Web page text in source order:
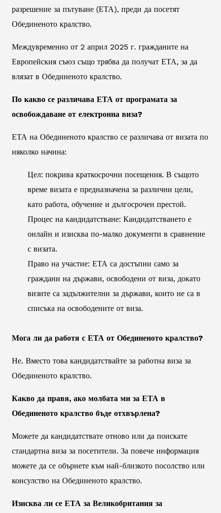
разрешение за пътуване (ЕТА), преди да посетят
Обединеното кралство.
Междувременно от 2 април 2025 г. гражданите на
Европейския съюз също трябва да получат ЕТА, за да
влязат в Обединеното кралство.
По какво се различава ЕТА от програмата за
освобождаване от електронна виза?
ЕТА на Обединеното кралство се различава от визата по
няколко начина:
Цел: покрива краткосрочни посещения. В същото
време визата е предназначена за различни цели,
като работа, обучение и дългосрочен престой.
Процес на кандидатстване: Кандидатстването е
онлайн и изисква по-малко документи в сравнение
с визата.
Право на участие: ЕТА са достъпни само за
граждани на държави, освободени от виза, докато
визите са задължителни за държави, които не са в
списъка на освободените от виза.
Мога ли да работя с ЕТА от Обединеното кралство?
Не. Вместо това кандидатствайте за работна виза за
Обединеното кралство.
Какво да правя, ако молбата ми за ЕТА в
Обединеното кралство бъде отхвърлена?
Можете да кандидатствате отново или да поискате
стандартна виза за посетители. За повече информация
можете да се обърнете към най-близкото посолство или
консулство на Обединеното кралство.
Изисква ли се ЕТА за Великобритания за